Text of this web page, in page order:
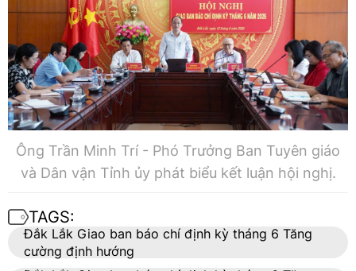
Ông Trần Minh Trí - Phó Trưởng Ban Tuyên giáo
và Dân vận Tỉnh ủy phát biểu kết luận hội nghị.
TAGS:
Đắk Lắk Giao ban báo chí định kỳ tháng 6 Tăng
cường định hướng